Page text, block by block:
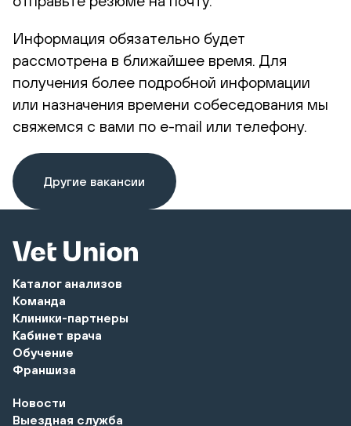
Информация обязательно будет
рассмотрена в ближайшее время. Для
получения более подробной информации
или назначения времени собеседования мы
свяжемся с вами по e-mail или телефону.
Другие вакансии
Каталог анализов
Команда
Клиники-партнеры
Кабинет врача
Обучение
Франшиза
Новости
Выездная служба